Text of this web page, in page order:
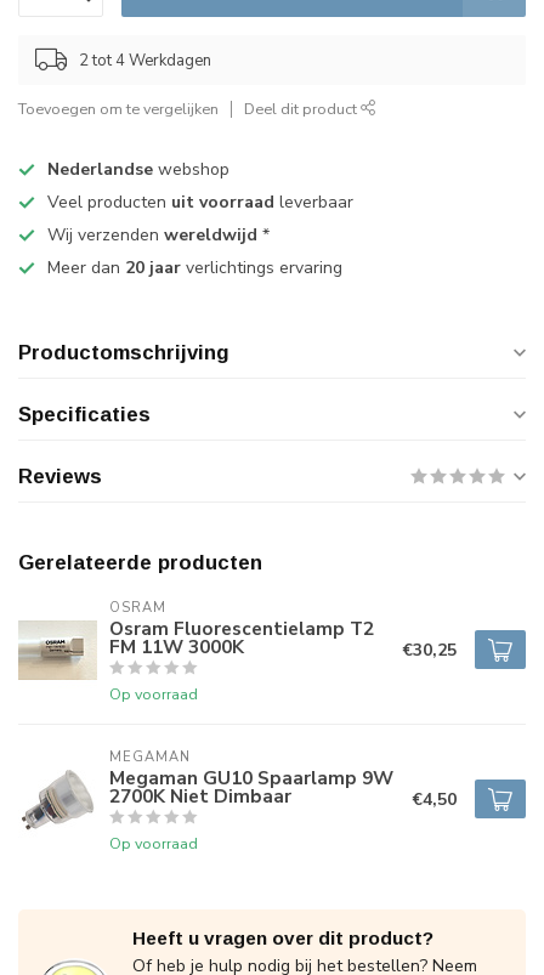
2 tot 4 Werkdagen
Toevoegen om te vergelijken Deel dit product
Nederlandse webshop
Veel producten uit voorraad leverbaar
Wij verzenden wereldwijd *
Meer dan 20 jaar verlichtings ervaring
Productomschrijving
Specificaties
Reviews
Gerelateerde producten
OSRAM
Osram Fluorescentielamp T2
FM 11W 3000K
Op voorraad
€30,25
MEGAMAN
Megaman GU10 Spaarlamp 9W
2700K Niet Dimbaar
Op voorraad
€4,50
Heeft u vragen over dit product?
Of heb je hulp nodig bij het bestellen? Neem